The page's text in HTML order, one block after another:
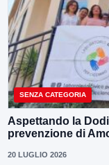
SENZA CATEGORIA
Aspettando la
prevenzione di
20 LUGLIO 2026